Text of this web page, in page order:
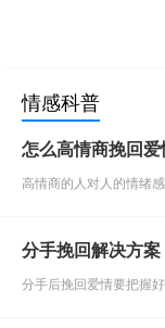
情感科普
怎么高情商挽回爱
高情商的人对人的情绪
描述 情商通常是指情绪商
分手挽回解决方案
分手后挽回爱情要把握